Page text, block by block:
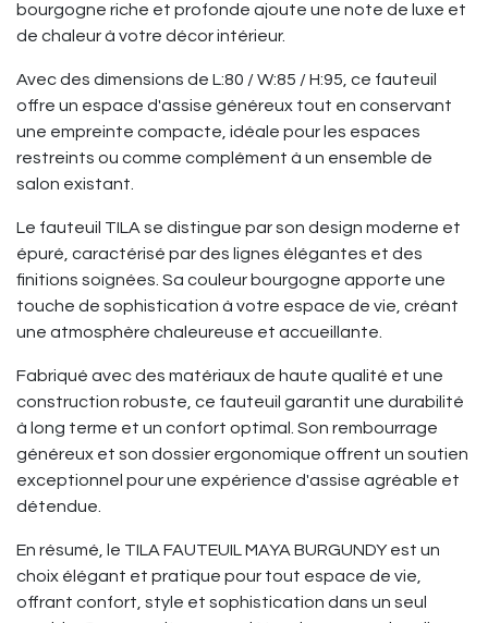
bourgogne riche et profonde ajoute une note de luxe et
de chaleur à votre décor intérieur.
Avec des dimensions de L:80 / W:85 / H:95, ce fauteuil
offre un espace d'assise généreux tout en conservant
une empreinte compacte, idéale pour les espaces
restreints ou comme complément à un ensemble de
salon existant.
Le fauteuil TILA se distingue par son design moderne et
épuré, caractérisé par des lignes élégantes et des
finitions soignées. Sa couleur bourgogne apporte une
touche de sophistication à votre espace de vie, créant
une atmosphère chaleureuse et accueillante.
Fabriqué avec des matériaux de haute qualité et une
construction robuste, ce fauteuil garantit une durabilité
à long terme et un confort optimal. Son rembourrage
généreux et son dossier ergonomique offrent un soutien
exceptionnel pour une expérience d'assise agréable et
détendue.
En résumé, le TILA FAUTEUIL MAYA BURGUNDY est un
choix élégant et pratique pour tout espace de vie,
offrant confort, style et sophistication dans un seul